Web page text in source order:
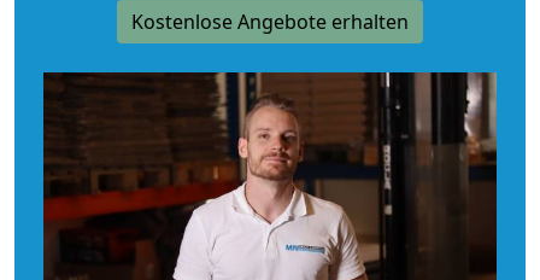
Kostenlose Angebote erhalten